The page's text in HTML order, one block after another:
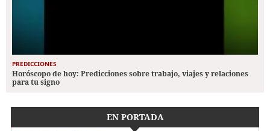
PREDICCIONES
Horóscopo de hoy: Predicciones sobre trabajo, viajes y relaciones
para tu signo
EN PORTADA